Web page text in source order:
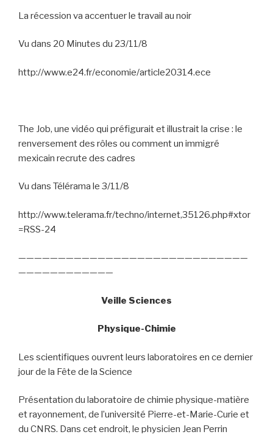
La récession va accentuer le travail au noir
Vu dans 20 Minutes du 23/11/8
http://www.e24.fr/economie/article20314.ece
The Job, une vidéo qui préfigurait et illustrait la crise : le
renversement des rôles ou comment un immigré
mexicain recrute des cadres
Vu dans Télérama le 3/11/8
http://www.telerama.fr/techno/internet,35126.php#xtor
=RSS-24
—————————————————————————————
————————————
Veille Sciences
Physique-Chimie
Les scientifiques ouvrent leurs laboratoires en ce dernier
jour de la Fête de la Science
Présentation du laboratoire de chimie physique-matière
et rayonnement, de l’université Pierre-et-Marie-Curie et
du CNRS. Dans cet endroit, le physicien Jean Perrin